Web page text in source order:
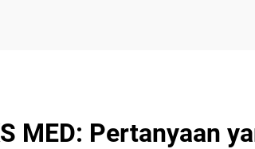
MED: Pertanyaan